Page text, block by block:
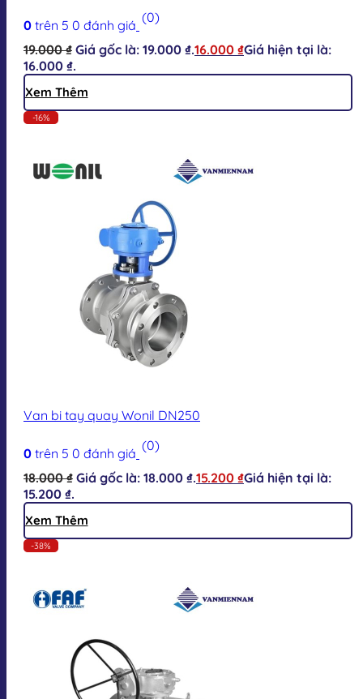
0 trên 5 0 đánh giá (0)
19.000₫ Giá gốc là: 19.000 ₫.16.000 ₫Giá hiện tại là:
16.000 ₫.
Xem Thêm
-16%
Van bi tay quay Wonil DN250
0 trên 5 0 đánh giá (0)
18.000₫ Giá gốc là: 18.000 ₫.15.200 ₫Giá hiện tại là:
15.200 ₫.
Xem Thêm
-38%